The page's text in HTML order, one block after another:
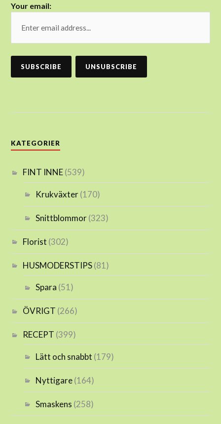
Your email:
KATEGORIER
FINT INNE(539)
Krukväxter(170)
Snittblommor(323)
Florist (302)
HUSMODERSTIPS(81)
Spara (51)
ÖVRIGT (266)
RECEPT (399)
Lätt och snabbt (179)
Nyttigare(164)
Smaskens (258)